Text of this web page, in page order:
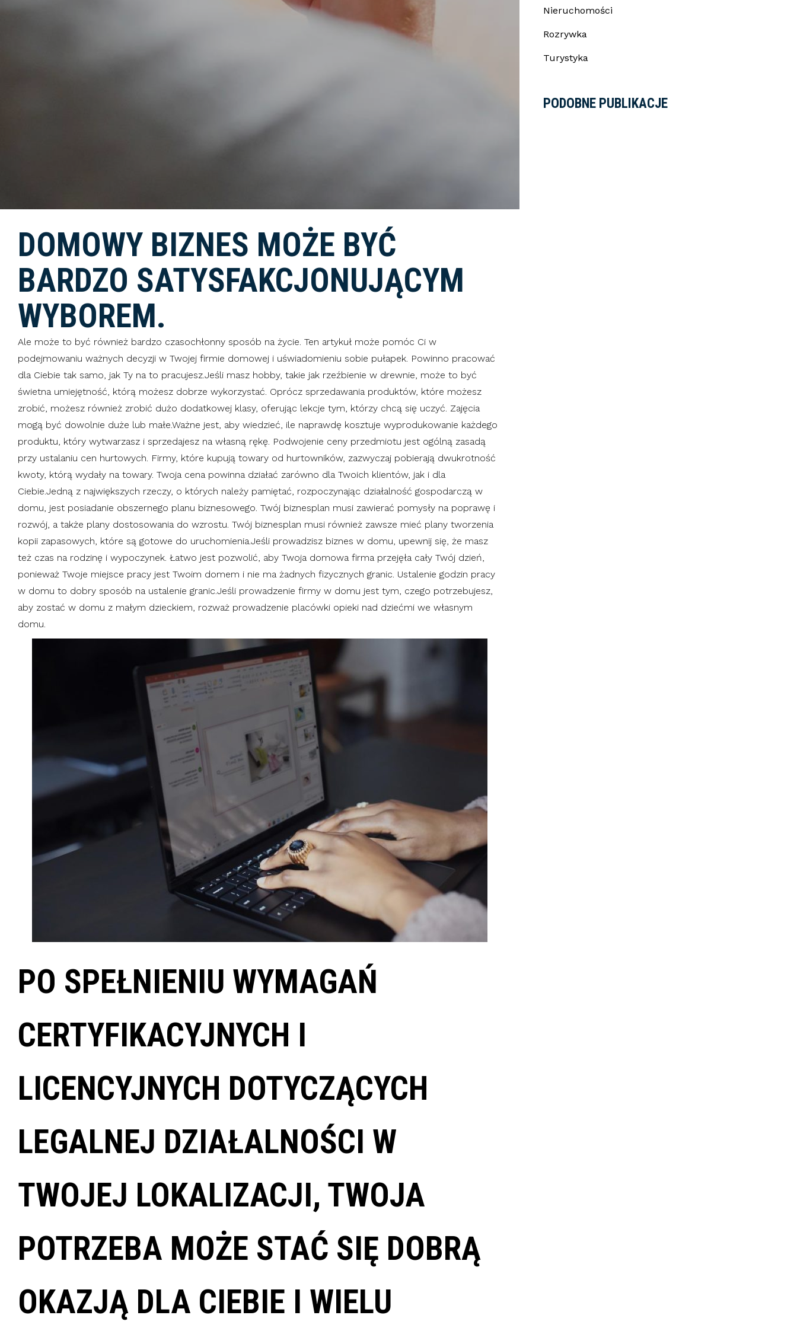
DOMOWY BIZNES MOŻE BYĆ
BARDZO SATYSFAKCJONUJĄCYM
WYBOREM.
Ale może to być również bardzo czasochłonny sposób na życie. Ten artykuł może pomóc Ci w
podejmowaniu ważnych decyzji w Twojej firmie domowej i uświadomieniu sobie pułapek. Powinno pracować
dla Ciebie tak samo, jak Ty na to pracujesz.Jeśli masz hobby, takie jak rzeźbienie w drewnie, może to być
świetna umiejętność, którą możesz dobrze wykorzystać. Oprócz sprzedawania produktów, które możesz
zrobić, możesz również zrobić dużo dodatkowej klasy, oferując lekcje tym, którzy chcą się uczyć. Zajęcia
mogą być dowolnie duże lub małe.Ważne jest, aby wiedzieć, ile naprawdę kosztuje wyprodukowanie każdego
produktu, który wytwarzasz i sprzedajesz na własną rękę. Podwojenie ceny przedmiotu jest ogólną zasadą
przy ustalaniu cen hurtowych. Firmy, które kupują towary od hurtowników, zazwyczaj pobierają dwukrotność
kwoty, którą wydały na towary. Twoja cena powinna działać zarówno dla Twoich klientów, jak i dla
Ciebie.Jedną z największych rzeczy, o których należy pamiętać, rozpoczynając działalność gospodarczą w
domu, jest posiadanie obszernego planu biznesowego. Twój biznesplan musi zawierać pomysły na poprawę i
rozwój, a także plany dostosowania do wzrostu. Twój biznesplan musi również zawsze mieć plany tworzenia
kopii zapasowych, które są gotowe do uruchomienia.Jeśli prowadzisz biznes w domu, upewnij się, że masz
też czas na rodzinę i wypoczynek. Łatwo jest pozwolić, aby Twoja domowa firma przejęła cały Twój dzień,
ponieważ Twoje miejsce pracy jest Twoim domem i nie ma żadnych fizycznych granic. Ustalenie godzin pracy
w domu to dobry sposób na ustalenie granic.Jeśli prowadzenie firmy w domu jest tym, czego potrzebujesz,
aby zostać w domu z małym dzieckiem, rozważ prowadzenie placówki opieki nad dziećmi we własnym
domu.
PO SPEŁNIENIU WYMAGAŃ
CERTYFIKACYJNYCH I
LICENCYJNYCH DOTYCZĄCYCH
LEGALNEJ DZIAŁALNOŚCI W
TWOJEJ LOKALIZACJI, TWOJA
POTRZEBA MOŻE STAĆ SIĘ DOBRĄ
OKAZJĄ DLA CIEBIE I WIELU
Nieruchomości
Rozrywka
Turystyka
PODOBNE PUBLIKACJE